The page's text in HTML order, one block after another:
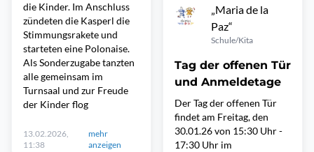
die Kinder. Im Anschluss
zündeten die Kasperl die
Stimmungsrakete und
starteten eine Polonaise.
Als Sonderzugabe tanzten
alle gemeinsam im
Turnsaal und zur Freude
der Kinder flog
13.02.2026,
11:38
mehr
anzeigen
„Maria de la
Paz“
Schule/Kita
Tag der offenen Tür
und Anmeldetage
Der Tag der offenen Tür
findet am Freitag, den
30.01.26 von 15:30 Uhr -
17:30 Uhr im